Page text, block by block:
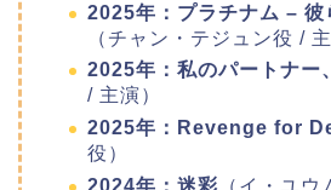
2025年：プラチナム – 彼
（チャン・テジュン役 / 主
2025年：私のパートナー
/ 主演）
2025年：Revenge for
役）
2024年：迷彩 （イ・ユウ